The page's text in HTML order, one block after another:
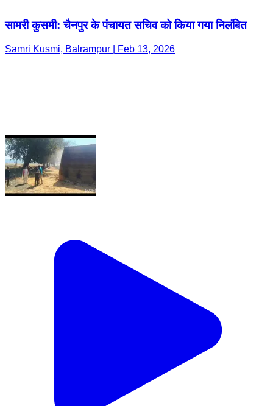
सामरी कुसमी: चैनपुर के पंचायत सचिव को किया गया निलंबित
Samri Kusmi, Balrampur | Feb 13, 2026